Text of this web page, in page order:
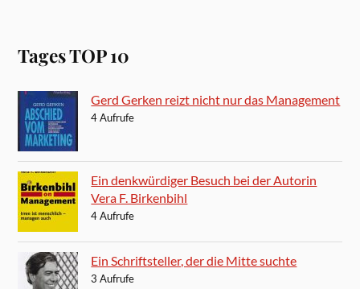
Tages TOP 10
Gerd Gerken reizt nicht nur das Management
4 Aufrufe
Ein denkwürdiger Besuch bei der Autorin
Vera F. Birkenbihl
4 Aufrufe
Ein Schriftsteller, der die Mitte suchte
3 Aufrufe